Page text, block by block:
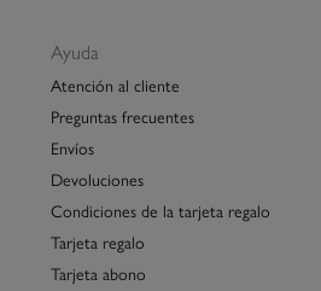
Ayuda
Atención al cliente
Preguntas frecuentes
Envíos
Devoluciones
Condiciones de la tarjeta regalo
Tarjeta regalo
Tarjeta abono